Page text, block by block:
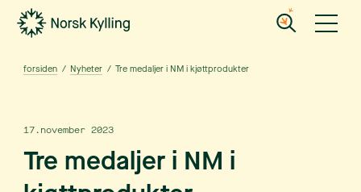
Gå til hovedinnholdet
Gå til menyen
forsiden / Nyheter / Tre medaljer i NM i kjøttprodukter
17.november 2023
Tre medaljer i NM i